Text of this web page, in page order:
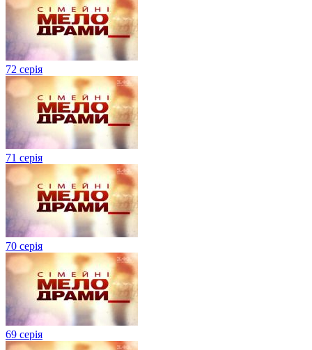
72 серія
71 серія
70 серія
69 серія